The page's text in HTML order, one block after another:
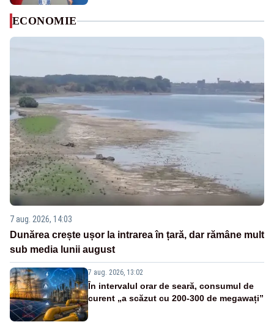
ECONOMIE
7 aug. 2026, 14:03
Dunărea crește ușor la intrarea în țară, dar rămâne mult
sub media lunii august
7 aug. 2026, 13:02
În intervalul orar de seară, consumul de
curent „a scăzut cu 200-300 de megawați”